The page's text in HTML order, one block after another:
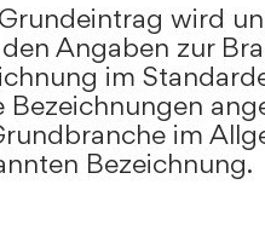
wird
Angaben zur
im
Bezeichnungen
im
Bezeichnung.